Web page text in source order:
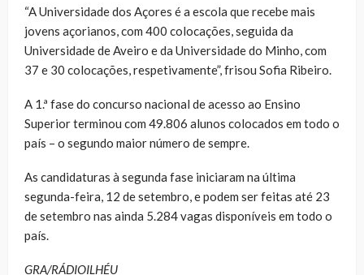
“A Universidade dos Açores é a escola que recebe mais
jovens açorianos, com 400 colocações, seguida da
Universidade de Aveiro e da Universidade do Minho, com
37 e 30 colocações, respetivamente”, frisou Sofia Ribeiro.
A 1.ª fase do concurso nacional de acesso ao Ensino
Superior terminou com 49.806 alunos colocados em todo o
país – o segundo maior número de sempre.
As candidaturas à segunda fase iniciaram na última
segunda-feira, 12 de setembro, e podem ser feitas até 23
de setembro nas ainda 5.284 vagas disponíveis em todo o
país.
GRA/RÁDIOILHÉU